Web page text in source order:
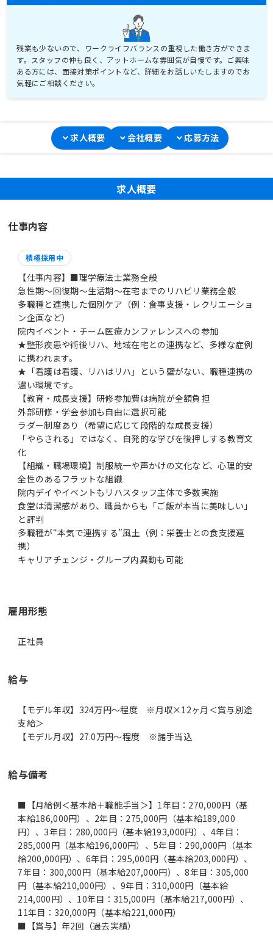
残業も少ないので、ワークライフバランスの重視した働き方ができま
す。スタッフの仲も良く、アットホームな雰囲気が自慢です。ご興味
ある方には、面接対策ポイントなど、詳細をお話しいたしますのでお
気軽にご相談ください。
求人概要 会社概要 応募方法
求人概要
仕事内容
積極採用中
【仕事内容】■理学療法士業務全般
急性期～回復期～生活期～在宅までのリハビリ業務全般
多職種と連携した個別ケア（例：食事支援・レクリエーショ
ン企画など）
院内イベント・チーム医療カンファレンスへの参加
★整形疾患や術後リハ、地域在宅との連携など、多様な症例
に携われます。
★「看護は看護、リハはリハ」という壁がない、職種連携の
濃い環境です。
【教育・成長支援】研修参加費は病院が全額負担
外部研修・学会参加も自由に選択可能
ラダー制度あり（希望に応じて段階的な成長支援）
「やらされる」ではなく、自発的な学びを後押しする教育文
化
【組織・職場環境】制服統一や声かけの文化など、心理的安
全性のあるフラットな組織
院内デイやイベントもリハスタッフ主体で多数実施
食堂は清潔感があり、職員からも「ご飯が本当に美味しい」
と評判
多職種が“本気で連携する”風土（例：栄養士との食支援連
携）
キャリアチェンジ・グループ内異動も可能
雇用形態
正社員
給与
【モデル年収】324万円〜程度 ※月収×12ヶ月＜賞与別途
支給＞
【モデル月収】27.0万円〜程度 ※諸手当込
給与備考
■【月給例＜基本給＋職能手当＞】1年目：270,000円（基
本給186,000円）、2年目：275,000円（基本給189,000
円）、3年目：280,000円（基本給193,000円）、4年目：
285,000円（基本給196,000円）、5年目：290,000円（基本
給200,000円）、6年目：295,000円（基本給203,000円）、
7年目：300,000円（基本給207,000円）、8年目：305,000
円（基本給210,000円）、9年目：310,000円（基本給
214,000円）、10年目：315,000円（基本給217,000円）、
11年目：320,000円（基本給221,000円）
■【賞与】年2回（過去実績）